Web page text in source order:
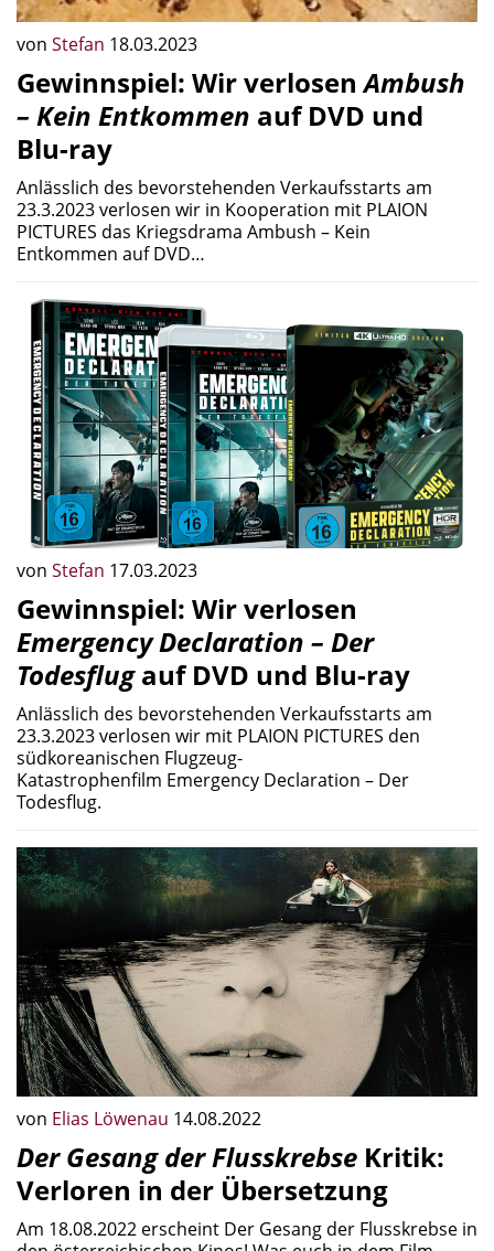
von Stefan 18.03.2023
Gewinnspiel: Wir verlosenAmbush
– Kein Entkommen auf DVD und
Blu-ray
Anlässlich des bevorstehenden Verkaufsstarts am
23.3.2023 verlosen wir in Kooperation mit PLAION
PICTURES das Kriegsdrama Ambush – Kein
Entkommen auf DVD…
von Stefan 17.03.2023
Gewinnspiel: Wir verlosen
Emergency Declaration – Der
Todesflugauf DVD und Blu-ray
Anlässlich des bevorstehenden Verkaufsstarts am
23.3.2023 verlosen wir mit PLAION PICTURES den
südkoreanischen Flugzeug-
Katastrophenfilm Emergency Declaration – Der
Todesflug.
von Elias Löwenau 14.08.2022
Der Gesang der Flusskrebse Kritik:
Verloren in der Übersetzung
Am 18.08.2022 erscheint Der Gesang der Flusskrebse in